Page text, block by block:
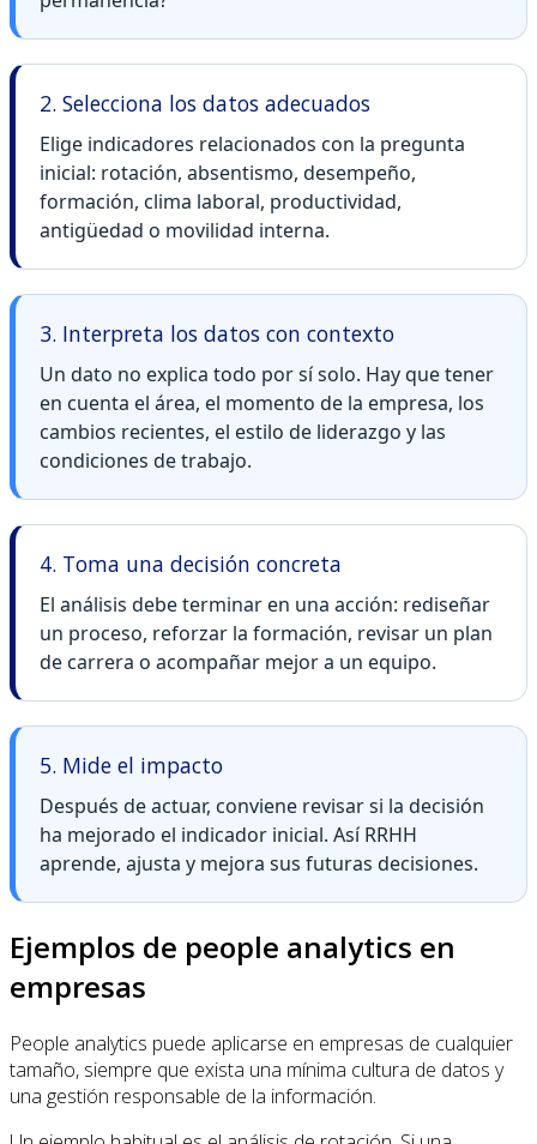
2. Selecciona los datos adecuados
Elige indicadores relacionados con la pregunta
inicial: rotación, absentismo, desempeño,
formación, clima laboral, productividad,
antigüedad o movilidad interna.
3. Interpreta los datos con contexto
Un dato no explica todo por sí solo. Hay que tener
en cuenta el área, el momento de la empresa, los
cambios recientes, el estilo de liderazgo y las
condiciones de trabajo.
4. Toma una decisión concreta
El análisis debe terminar en una acción: rediseñar
un proceso, reforzar la formación, revisar un plan
de carrera o acompañar mejor a un equipo.
5. Mide el impacto
Después de actuar, conviene revisar si la decisión
ha mejorado el indicador inicial. Así RRHH
aprende, ajusta y mejora sus futuras decisiones.
Ejemplos de people analytics en
empresas
People analytics puede aplicarse en empresas de cualquier
tamaño, siempre que exista una mínima cultura de datos y
una gestión responsable de la información.